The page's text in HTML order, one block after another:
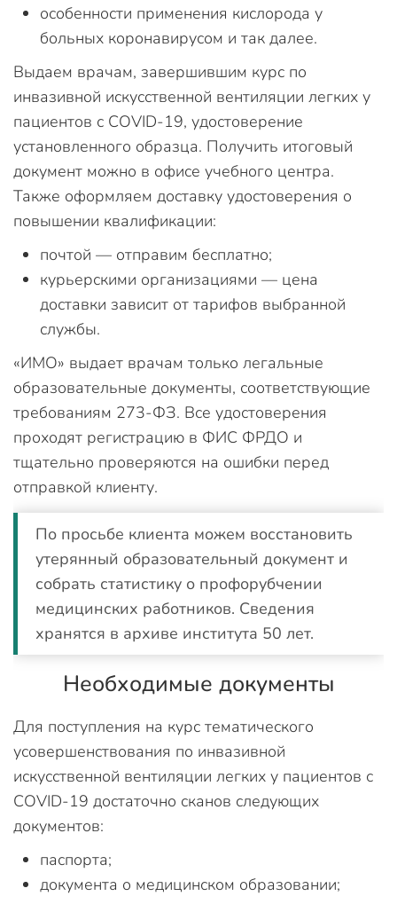
особенности применения кислорода у
больных коронавирусом и так далее.
Выдаем врачам, завершившим курс по
инвазивной искусственной вентиляции легких у
пациентов с COVID-19, удостоверение
установленного образца. Получить итоговый
документ можно в офисе учебного центра.
Также оформляем доставку удостоверения о
повышении квалификации:
почтой — отправим бесплатно;
курьерскими организациями — цена
доставки зависит от тарифов выбранной
службы.
«ИМО» выдает врачам только легальные
образовательные документы, соответствующие
требованиям 273-ФЗ. Все удостоверения
проходят регистрацию в ФИС ФРДО и
тщательно проверяются на ошибки перед
отправкой клиенту.
По просьбе клиента можем восстановить
утерянный образовательный документ и
собрать статистику о профорубчении
медицинских работников. Сведения
хранятся в архиве института 50 лет.
Необходимые документы
Для поступления на курс тематического
усовершенствования по инвазивной
искусственной вентиляции легких у пациентов с
COVID-19 достаточно сканов следующих
документов:
паспорта;
документа о медицинском образовании;